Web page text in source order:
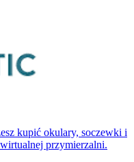
kupić okulary, soczewki i
przymierzalni.